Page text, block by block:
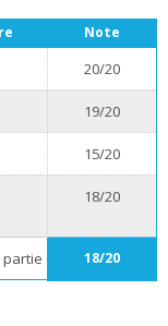
Note
20/20
19/20
15/20
18/20
partie 18/20